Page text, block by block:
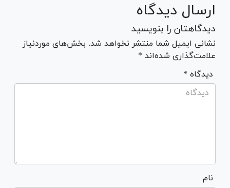
ارسال دیدگاه
دیدگاهتان را بنویسید
نشانی ایمیل شما منتشر نخواهد شد. بخش‌های موردنیاز
علامت‌گذاری شده‌اند *
* دیدگاه
نام